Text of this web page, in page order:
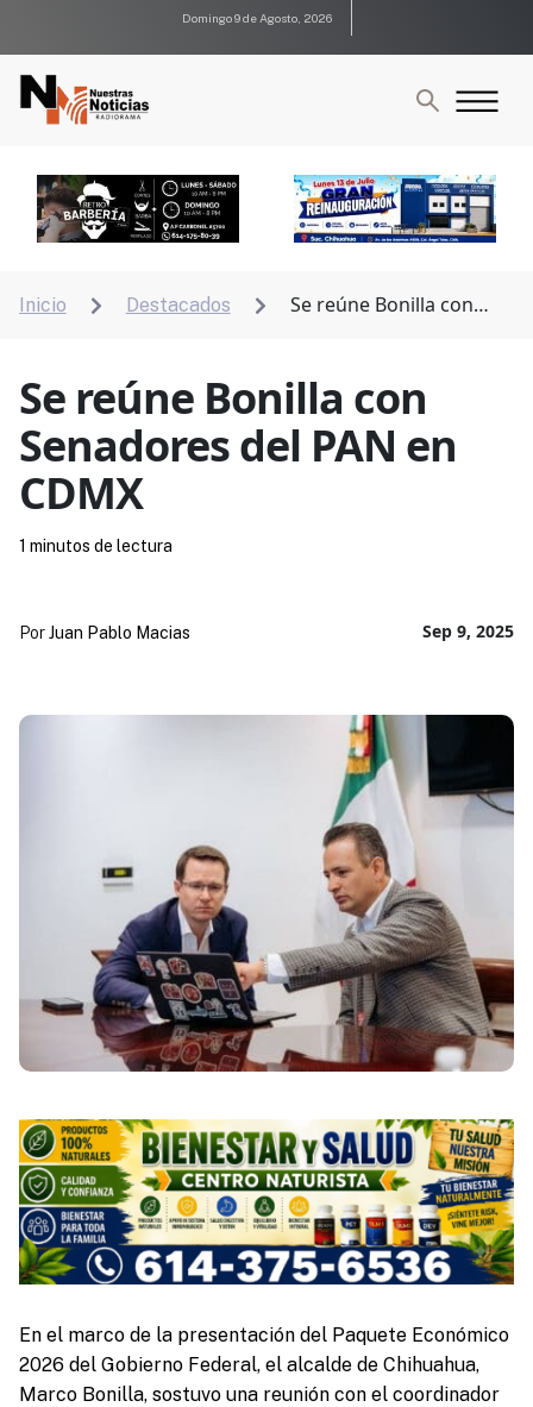
Domingo 9 de Agosto, 2026
Inicio  Destacados 
Se reúne Bonilla con
Se reúne Bonilla con
Senadores del PAN en
CDMX
Sep 9, 2025
PorJuan Pablo Macias
1 minutos de lectura
En el marco de la presentación del Paquete Económico
2026 del Gobierno Federal, el alcalde de Chihuahua,
Marco Bonilla, sostuvo una reunión con el coordinador